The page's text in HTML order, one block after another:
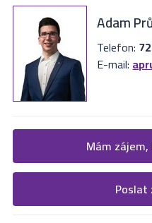
Adam
Telefon:
E-mail:
Žádost o více
Vyplňte následující formulář.
nejbližší Vás naši makléři
Mám
Formulář odešle nabídku na
Poslat